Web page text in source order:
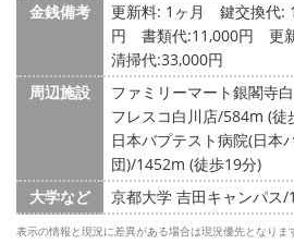
金銭備考
更新料: 1ヶ月 鍵交換代:
円
書類代:11,000円 更
清掃代:33,000円
周辺施設
ファミリーマート銀閣寺
フレスコ白川店/584m (徒
日本バプテスト病院(日本
団)/1452m (徒歩19分)
大学など
京都大学 吉田キャンパス
表示の情報と現況に差異がある場合は現況優先となりま